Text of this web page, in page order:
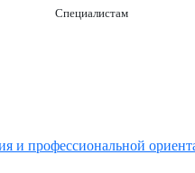
Специалистам
и профессиональной